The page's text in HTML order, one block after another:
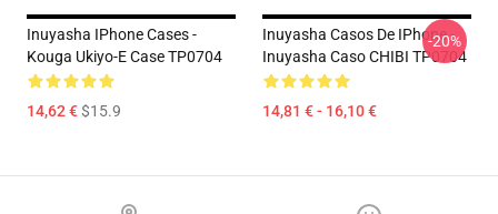
Inuyasha IPhone Cases -
Kouga Ukiyo-E Case TP0704
14,62 €$15.9
Inuyasha Casos De IPhone -
Inuyasha Caso CHIBI TP0704
14,81 € - 16,10 €
-20%